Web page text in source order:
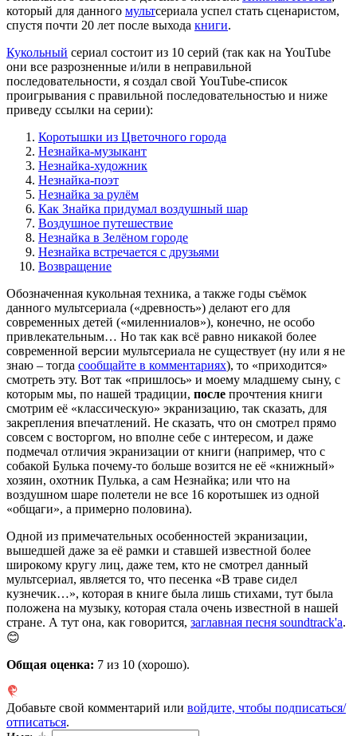
который для данного мультсериала успел стать сценаристом,
спустя почти 20 лет после выхода книги.
Кукольный сериал состоит из 10 серий (так как на YouTube
они все разрозненные и/или в неправильной
последовательности, я создал свой YouTube-список
проигрывания c правильной последовательностью и ниже
приведу ссылки на серии):
Коротышки из Цветочного города
Незнайка-музыкант
Незнайка-художник
Незнайка-поэт
Незнайка за рулём
Как Знайка придумал воздушный шар
Воздушное путешествие
Незнайка в Зелёном городе
Незнайка встречается с друзьями
Возвращение
Обозначенная кукольная техника, а также годы съёмок
данного мультсериала («древность») делают его для
современных детей («миленниалов»), конечно, не особо
привлекательным… Но так как всё равно никакой более
современной версии мультсериала не существует (ну или я не
знаю – тогда сообщайте в комментариях), то «приходится»
смотреть эту. Вот так «пришлось» и моему младшему сыну, с
которым мы, по нашей традиции, после прочтения книги
смотрим её «классическую» экранизацию, так сказать, для
закрепления впечатлений. Не сказать, что он смотрел прямо
совсем с восторгом, но вполне себе с интересом, и даже
подмечал отличия экранизации от книги (например, что с
собакой Булька почему-то больше возится не её «книжный»
хозяин, охотник Пулька, а сам Незнайка; или что на
воздушном шаре полетели не все 16 коротышек из одной
«общаги», а примерно половина).
Одной из примечательных особенностей экранизации,
вышедшей даже за её рамки и ставшей известной более
широкому кругу лиц, даже тем, кто не смотрел данный
мультсериал, является то, что песенка «В траве сидел
кузнечик…», которая в книге была лишь стихами, тут была
положена на музыку, которая стала очень известной в нашей
стране. А тут она, как говорится, заглавная песня soundtrack'а.
😊
Общая оценка: 7 из 10 (хорошо).
Добавьте свой комментарий или войдите, чтобы подписаться/
отписаться.